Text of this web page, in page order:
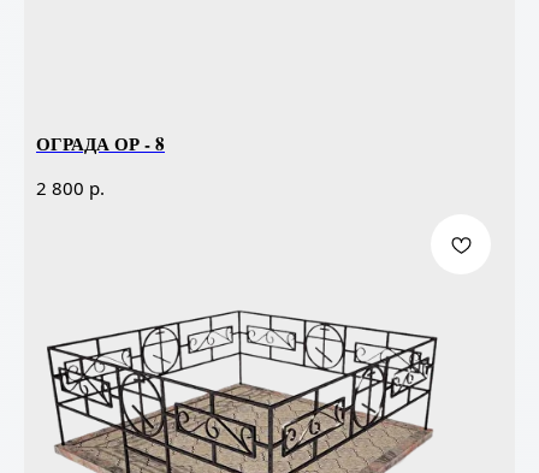
ОГРАДА ОР - 8
2 800 р.